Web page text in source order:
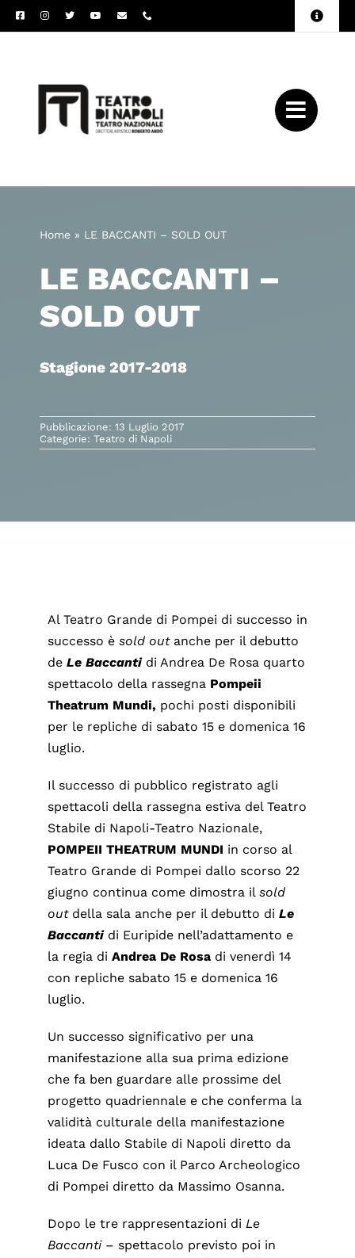
Salta
al
Toggle
Home» LE BACCANTI – SOLD OUT
LE BACCANTI –
SOLD OUT
Stagione 2017-2018
Pubblicazione: 13 Luglio 2017
Categorie: Teatro di Napoli
Al Teatro Grande di Pompei di successo in
successo è sold outanche per il debutto
de Le Baccantidi Andrea De Rosa quarto
spettacolo della rassegna Pompeii
Theatrum Mundi, pochi posti disponibili
per le repliche di sabato 15 e domenica 16
luglio.
Il successo di pubblico registrato agli
spettacoli della rassegna estiva del Teatro
Stabile di Napoli-Teatro Nazionale,
POMPEII THEATRUM MUNDI in corso al
Teatro Grande di Pompei dallo scorso 22
giugno continua come dimostra il sold
outdella sala anche per il debutto di Le
Baccantidi Euripide nell’adattamento e
la regia di Andrea De Rosa di venerdì 14
con repliche sabato 15 e domenica 16
luglio.
Un successo significativo per una
manifestazione alla sua prima edizione
che fa ben guardare alle prossime del
progetto quadriennale e che conferma la
validità culturale della manifestazione
ideata dallo Stabile di Napoli diretto da
Luca De Fusco con il Parco Archeologico
di Pompei diretto da Massimo Osanna.
Dopo le tre rappresentazioni di Le
Baccanti– spettacolo previsto poi in